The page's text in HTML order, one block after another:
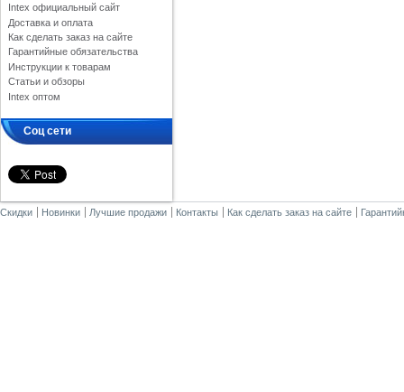
Intex официальный сайт
Доставка и оплата
Как сделать заказ на сайте
Гарантийные обязательства
Инструкции к товарам
Статьи и обзоры
Intex оптом
Соц сети
Скидки Новинки Лучшие продажи Контакты Как сделать заказ на сайте